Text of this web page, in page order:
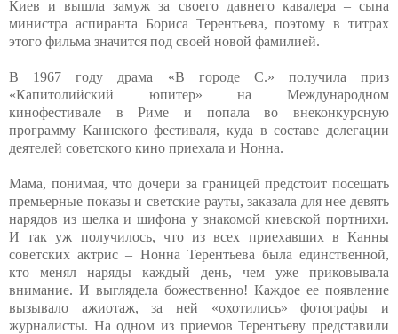
Киев и вышла замуж за своего давнего кавалера – сына
министра аспиранта Бориса Терентьева, поэтому в титрах
этого фильма значится под своей новой фамилией.
В 1967 году драма «В городе С.» получила приз
«Капитолийский юпитер» на Международном
кинофестивале в Риме и попала во внеконкурсную
программу Каннского фестиваля, куда в составе делегации
деятелей советского кино приехала и Нонна.
Мама, понимая, что дочери за границей предстоит посещать
премьерные показы и светские рауты, заказала для нее девять
нарядов из шелка и шифона у знакомой киевской портнихи.
И так уж получилось, что из всех приехавших в Канны
советских актрис – Нонна Терентьева была единственной,
кто менял наряды каждый день, чем уже приковывала
внимание. И выглядела божественно! Каждое ее появление
вызывало ажиотаж, за ней «охотились» фотографы и
журналисты. На одном из приемов Терентьеву представили